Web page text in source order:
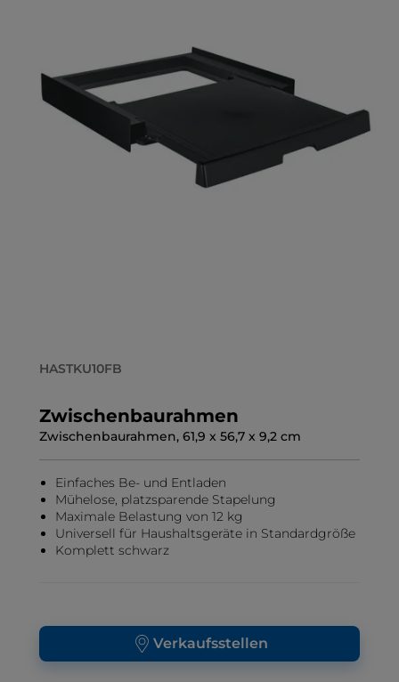
HASTKU10FB
Zwischenbaurahmen
Zwischenbaurahmen, 61,9 x 56,7 x 9,2 cm
Einfaches Be- und Entladen
Mühelose, platzsparende Stapelung
Maximale Belastung von 12 kg
Universell für Haushaltsgeräte in Standardgröße
Komplett schwarz
Verkaufsstellen